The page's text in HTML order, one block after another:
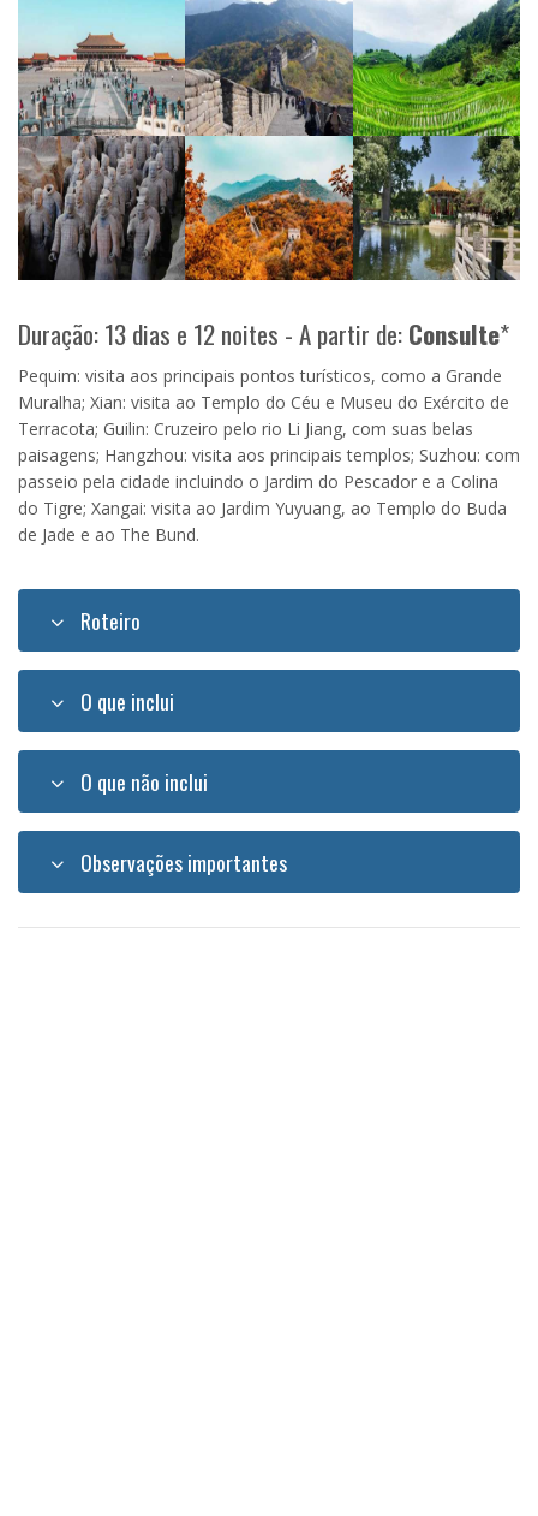
Duração: 13 dias e 12 noites - A partir de:Consulte*
Pequim: visita aos principais pontos turísticos, como a Grande
Muralha; Xian: visita ao Templo do Céu e Museu do Exército de
Terracota; Guilin: Cruzeiro pelo rio Li Jiang, com suas belas
paisagens; Hangzhou: visita aos principais templos; Suzhou: com
passeio pela cidade incluindo o Jardim do Pescador e a Colina
do Tigre; Xangai: visita ao Jardim Yuyuang, ao Templo do Buda
de Jade e ao The Bund.
Roteiro
O que inclui
O que não inclui
Observações importantes